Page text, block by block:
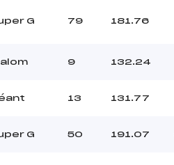
G 79 181.76
9 132.24
13 131.77
G 50 191.07